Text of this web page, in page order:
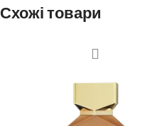
Схожі товари